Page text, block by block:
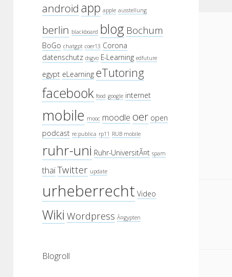
android app apple ausstellung
berlin blackboard blog Bochum
BoGo chatgpt coer13 Corona
datenschutz dsgvo E-Learning edfuture
egypt eLearning eTutoring
facebook food google internet
mobile mooc moodle oer open
podcast re:publica rp11 RUB mobile
ruhr-uni Ruhr-UniversitÃ¤t spam
thaiTwitter update
urheberrecht Video
Wiki Wordpress Ã¤gypten
Blogroll